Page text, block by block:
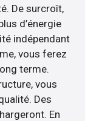
De surcroît,
d’énergie
indépendant
vous ferez
terme.
vous
Des
En